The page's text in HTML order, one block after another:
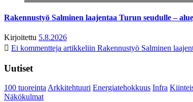
Rakennustyö Salminen laajentaa Turun seudulle –
Kirjoitettu 5.8.2026
Ei kommentteja artikkeliin Rakennustyö Salminen
Uutiset
100 tuoreintaArkkitehtuuri Energiatehokkuus Infra
Näkökulmat